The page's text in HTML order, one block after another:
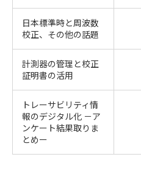
日本標準時と周波数
校正、その他の話題
計測器の管理と校正
証明書の活用
トレーサビリティ情
報のデジタル化 －ア
ンケート結果取りま
とめー